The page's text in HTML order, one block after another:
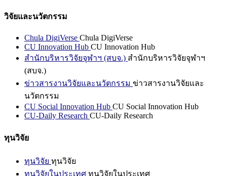
วิจัยและนวัตกรรม
Chula DigiVerse Chula DigiVerse
CU Innovation Hub CU Innovation Hub
สำนักบริหารวิจัยจุฬาฯ (สบจ.) สำนักบริหารวิจัยจุฬาฯ
(สบจ.)
ข่าวสารงานวิจัยและนวัตกรรม ข่าวสารงานวิจัยและ
นวัตกรรม
CU Social Innovation Hub CU Social Innovation Hub
CU-Daily Research CU-Daily Research
ทุนวิจัย
ทุนวิจัย ทุนวิจัย
ทุนวิจัยในประเทศ ทุนวิจัยในประเทศ